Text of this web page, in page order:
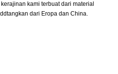
kami terbuat dari material
dari Eropa dan China.